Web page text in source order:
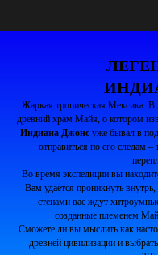
Жаркая тропическая Мексика. В
древний храм Майя, о котором
Индиана Джонсуже бывал в
отправиться по его следам –
Во время экспедиции вы
Вам удаётся проникнуть
стенами вас ждут
созданные племенем
Сможете ли вы мыслить как
древней цивилизации и